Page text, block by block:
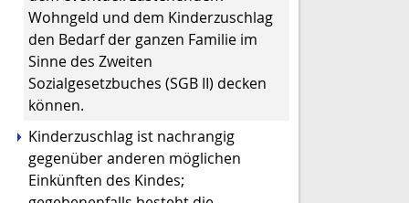
Wohngeld und dem Kinderzuschlag
den Bedarf der ganzen Familie im
Sinne des Zweiten
Sozialgesetzbuches (SGB II) decken
können.
Kinderzuschlag ist nachrangig
gegenüber anderen möglichen
Einkünften des Kindes;